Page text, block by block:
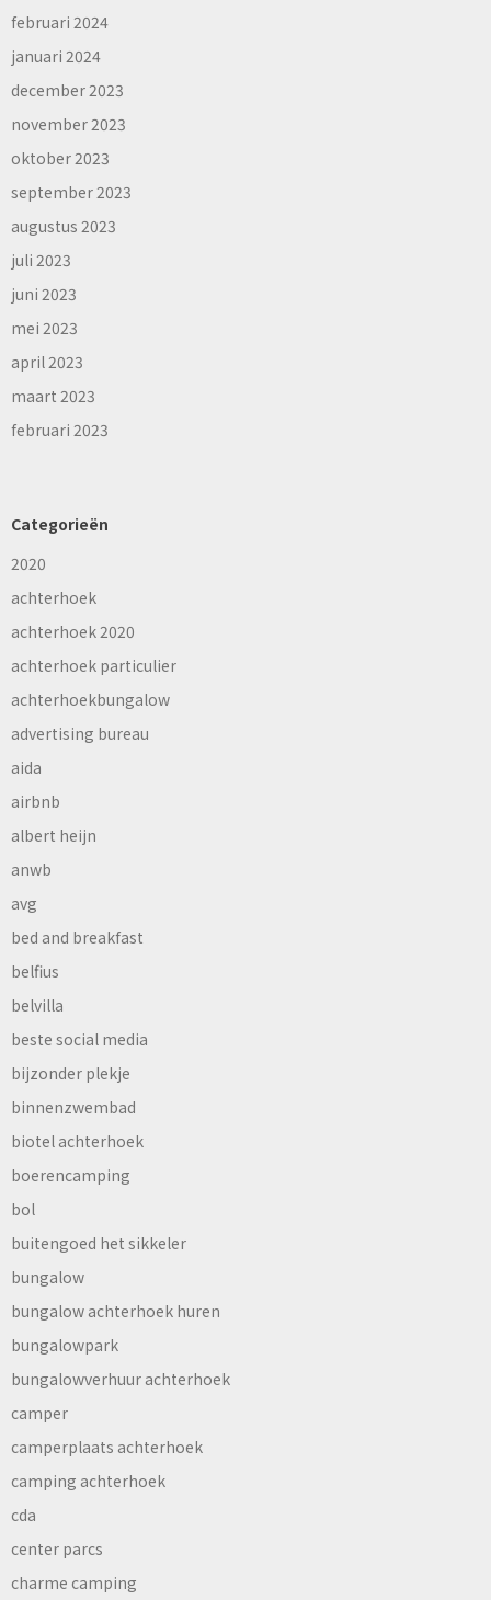
februari 2024
januari 2024
december 2023
november 2023
oktober 2023
september 2023
augustus 2023
juli 2023
juni 2023
mei 2023
april 2023
maart 2023
februari 2023
Categorieën
2020
achterhoek
achterhoek 2020
achterhoek particulier
achterhoekbungalow
advertising bureau
aida
airbnb
albert heijn
anwb
avg
bed and breakfast
belfius
belvilla
beste social media
bijzonder plekje
binnenzwembad
biotel achterhoek
boerencamping
bol
buitengoed het sikkeler
bungalow
bungalow achterhoek huren
bungalowpark
bungalowverhuur achterhoek
camper
camperplaats achterhoek
camping achterhoek
cda
center parcs
charme camping